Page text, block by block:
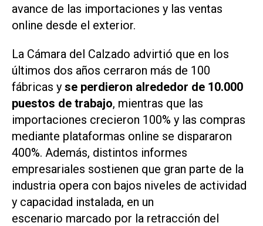
avance de las importaciones y las ventas
online desde el exterior.
La Cámara del Calzado advirtió que en los
últimos dos años cerraron más de 100
fábricas y se perdieron alrededor de 10.000
puestos de trabajo, mientras que las
importaciones crecieron 100% y las compras
mediante plataformas online se dispararon
400%. Además, distintos informes
empresariales sostienen que gran parte de la
industria opera con bajos niveles de actividad
y capacidad instalada, en un
escenario marcado por la retracción del